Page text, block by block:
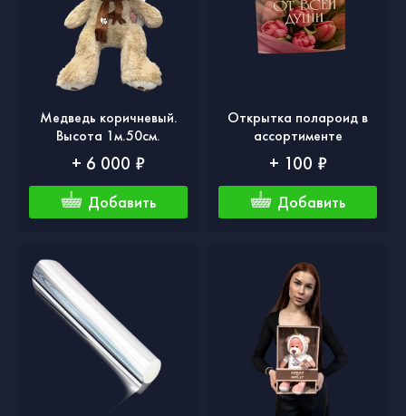
Медведь коричневый.
Высота 1м.50см.
+ 6 000 ₽
Добавить
Открытка полароид в
ассортименте
+ 100 ₽
Добавить